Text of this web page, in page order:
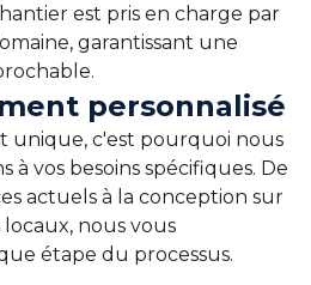
est pris en charge par
garantissant une
personnalisé
unique, c'est pourquoi nous
à vos besoins spécifiques. De
actuels à la conception sur
nous vous
étape du processus.